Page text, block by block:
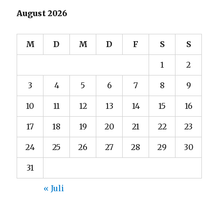
August 2026
M D M D F S S
1 2
3 4 5 6 7 8 9
10 11 12 13 14 15 16
17 18 19 20 21 22 23
24 25 26 27 28 29 30
31
« Juli